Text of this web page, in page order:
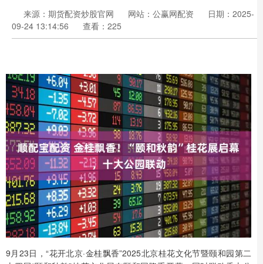
来源：期货配资炒股官网 网站：公赢网配资
日期：2025-
09-24 13:14:56
查看：225
9月23日，“花开北京·金桂飘香”2025北京桂花文化节暨颐和园第二